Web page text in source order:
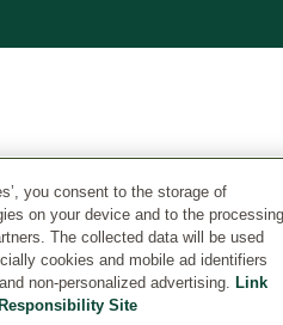
you consent to the storage of
on your device and to the processing
The collected data will be used
cookies and mobile ad identifiers
non-personalized advertising. Link
Site